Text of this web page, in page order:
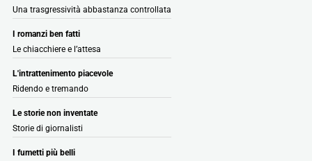
Una trasgressività abbastanza controllata
I romanzi ben fatti
Le chiacchiere e l’attesa
L'intrattenimento piacevole
Ridendo e tremando
Le storie non inventate
Storie di giornalisti
I fumetti più belli